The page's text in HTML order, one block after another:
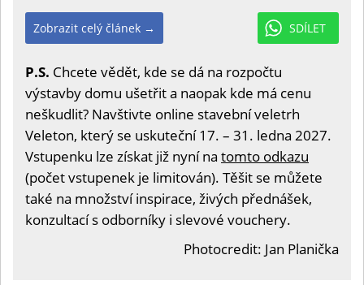
SDÍLET
Zobrazit celý článek →
P.S. Chcete vědět, kde se dá na rozpočtu
výstavby domu ušetřit a naopak kde má cenu
neškudlit? Navštivte online stavební veletrh
Veleton, který se uskuteční 17. – 31. ledna 2027.
Vstupenku lze získat již nyní na tomto odkazu
(počet vstupenek je limitován). Těšit se můžete
také na množství inspirace, živých přednášek,
konzultací s odborníky i slevové vouchery.
Photocredit: Jan Planička